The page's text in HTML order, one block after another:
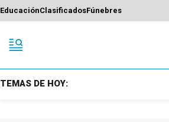
EducaciónClasificadosFúnebres
TEMAS DE HOY: